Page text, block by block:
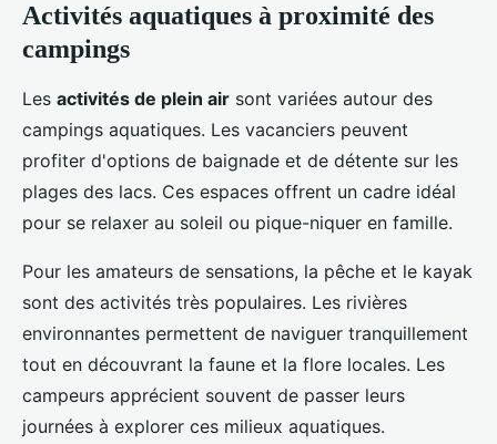
Activités aquatiques à proximité des
campings
Les activités de plein air sont variées autour des
campings aquatiques. Les vacanciers peuvent
profiter d'options de baignade et de détente sur les
plages des lacs. Ces espaces offrent un cadre idéal
pour se relaxer au soleil ou pique-niquer en famille.
Pour les amateurs de sensations, la pêche et le kayak
sont des activités très populaires. Les rivières
environnantes permettent de naviguer tranquillement
tout en découvrant la faune et la flore locales. Les
campeurs apprécient souvent de passer leurs
journées à explorer ces milieux aquatiques.